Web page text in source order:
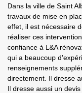
Dans la ville de Saint
travaux de mise en
effet, il est nécessaire
réaliser ces
confiance à L&A
qui a beaucoup
renseignements
directement. Il dresse
Il dresse aussi un